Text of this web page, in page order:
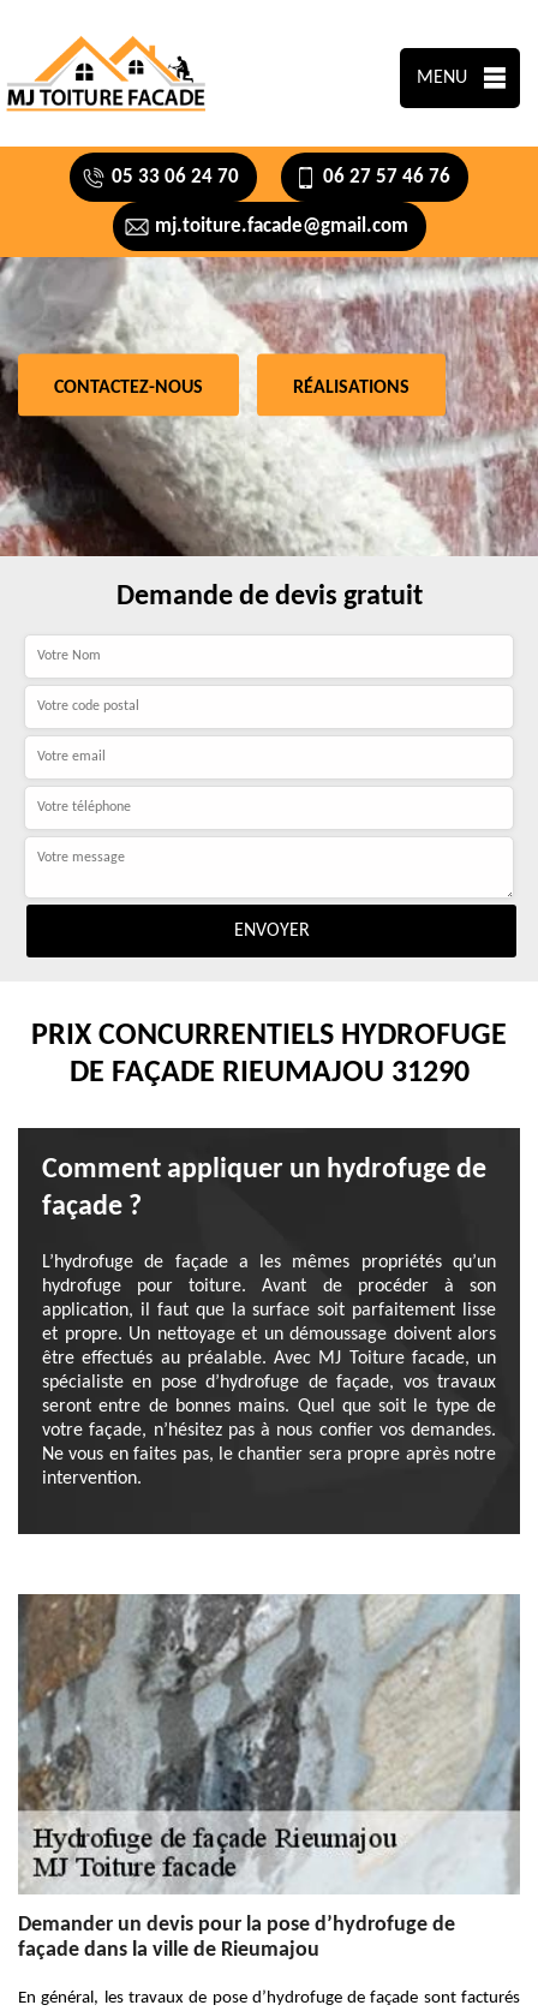
MENU
05 33 06 24 70 06 27 57 46 76
mj.toiture.facade@gmail.com
CONTACTEZ-NOUS RÉALISATIONS
Demande de devis gratuit
PRIX CONCURRENTIELS HYDROFUGE
DE FAÇADE RIEUMAJOU 31290
Comment appliquer un hydrofuge de
façade ?
L’hydrofuge de façade a les mêmes propriétés qu’un
hydrofuge pour toiture. Avant de procéder à son
application, il faut que la surface soit parfaitement lisse
et propre. Un nettoyage et un démoussage doivent alors
être effectués au préalable. Avec MJ Toiture facade, un
spécialiste en pose d’hydrofuge de façade, vos travaux
seront entre de bonnes mains. Quel que soit le type de
votre façade, n’hésitez pas à nous confier vos demandes.
Ne vous en faites pas, le chantier sera propre après notre
intervention.
Demander un devis pour la pose d’hydrofuge de
façade dans la ville de Rieumajou
En général, les travaux de pose d’hydrofuge de façade sont facturés